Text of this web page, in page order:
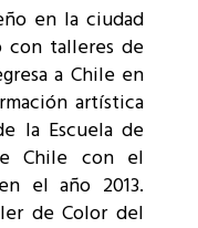
en la ciudad
con talleres de
a Chile en
artística
la Escuela de
Chile con el
el año 2013.
de Color del